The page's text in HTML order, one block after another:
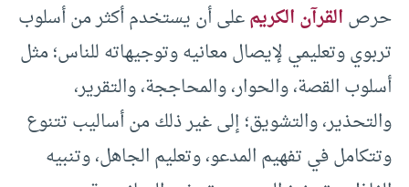
حرصالقرآن الكريمعلى أن يستخدم أكثر من أسلوب
تربوي وتعليمي لإيصال معانيه وتوجيهاته للناس؛ مثل
أسلوب القصة، والحوار، والمحاججة، والتقرير،
والتحذير، والتشويق؛ إلى غير ذلك من أساليب تتنوع
وتتكامل في تفهيم المدعو، وتعليم الجاهل، وتنبيه